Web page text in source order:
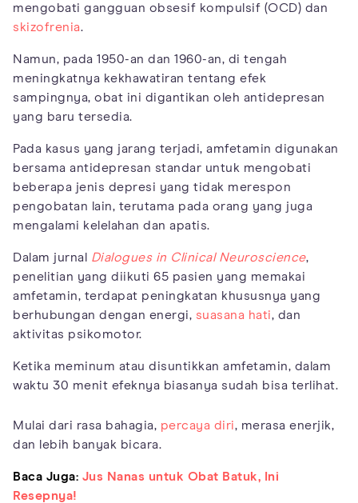
mengobati gangguan obsesif kompulsif (OCD) dan
skizofrenia.
Namun, pada 1950-an dan 1960-an, di tengah
meningkatnya kekhawatiran tentang efek
sampingnya, obat ini digantikan oleh antidepresan
yang baru tersedia.
Pada kasus yang jarang terjadi, amfetamin digunakan
bersama antidepresan standar untuk mengobati
beberapa jenis depresi yang tidak merespon
pengobatan lain, terutama pada orang yang juga
mengalami kelelahan dan apatis.
Dalam jurnal Dialogues in Clinical Neuroscience,
penelitian yang diikuti 65 pasien yang memakai
amfetamin, terdapat peningkatan khususnya yang
berhubungan dengan energi, suasana hati, dan
aktivitas psikomotor.
Ketika meminum atau disuntikkan amfetamin, dalam
waktu 30 menit efeknya biasanya sudah bisa terlihat.
Mulai dari rasa bahagia, percaya diri, merasa enerjik,
dan lebih banyak bicara.
Baca Juga: Jus Nanas untuk Obat Batuk, Ini
Resepnya!